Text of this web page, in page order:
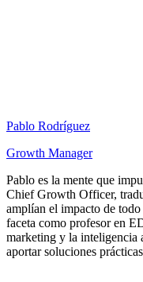
Pablo Rodríguez
Growth Manager
Pablo es la mente que
Chief Growth Officer,
amplían el impacto de
faceta como profesor en
marketing y la inteligencia
aportar soluciones